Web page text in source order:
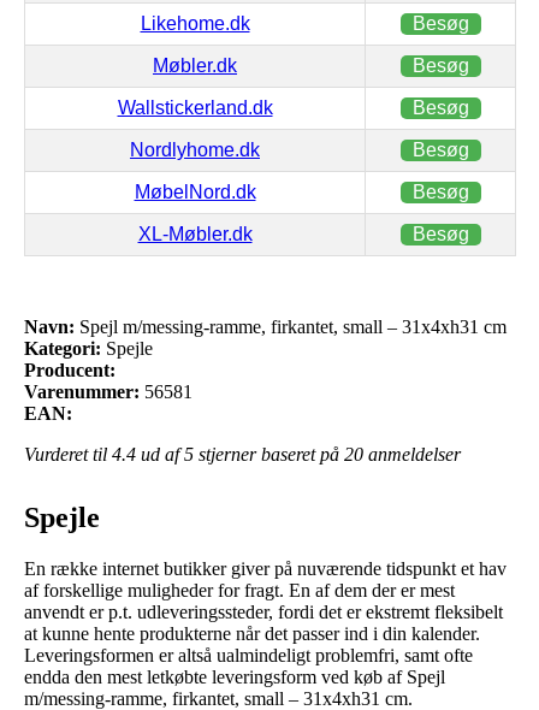
Likehome.dk Besøg
Møbler.dk Besøg
Wallstickerland.dk Besøg
Nordlyhome.dk Besøg
MøbelNord.dk Besøg
XL-Møbler.dk Besøg
Navn: Spejl m/messing-ramme, firkantet, small – 31x4xh31 cm
Kategori: Spejle
Producent:
Varenummer: 56581
EAN:
Vurderet til 4.4 ud af 5 stjerner baseret på 20 anmeldelser
Spejle
En række internet butikker giver på nuværende tidspunkt et hav
af forskellige muligheder for fragt. En af dem der er mest
anvendt er p.t. udleveringssteder, fordi det er ekstremt fleksibelt
at kunne hente produkterne når det passer ind i din kalender.
Leveringsformen er altså ualmindeligt problemfri, samt ofte
endda den mest letkøbte leveringsform ved køb af Spejl
m/messing-ramme, firkantet, small – 31x4xh31 cm.